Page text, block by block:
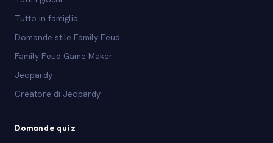
Tutto in famiglia
Domande stile Family Feud
Family Feud Game Maker
Jeopardy
Creatore di Jeopardy
Domande quiz